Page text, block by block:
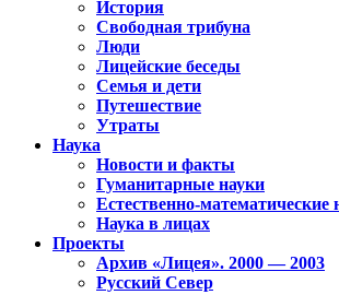
История
Свободная трибуна
Люди
Лицейские беседы
Семья и дети
Путешествие
Утраты
Наука
Новости и факты
Гуманитарные науки
Естественно-математические
Наука в лицах
Проекты
Архив «Лицея». 2000 — 2003
Русский Север